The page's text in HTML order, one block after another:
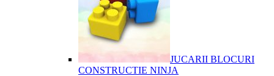
JUCARII BLOCURI
CONSTRUCTIE NINJA